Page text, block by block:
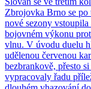
Zbrojovka Brno se po
nové sezony
bojovném výkonu
vlnu. V úvodu duelu
udělenou červenou
bezbrankově, přesto
vypracovaly řadu